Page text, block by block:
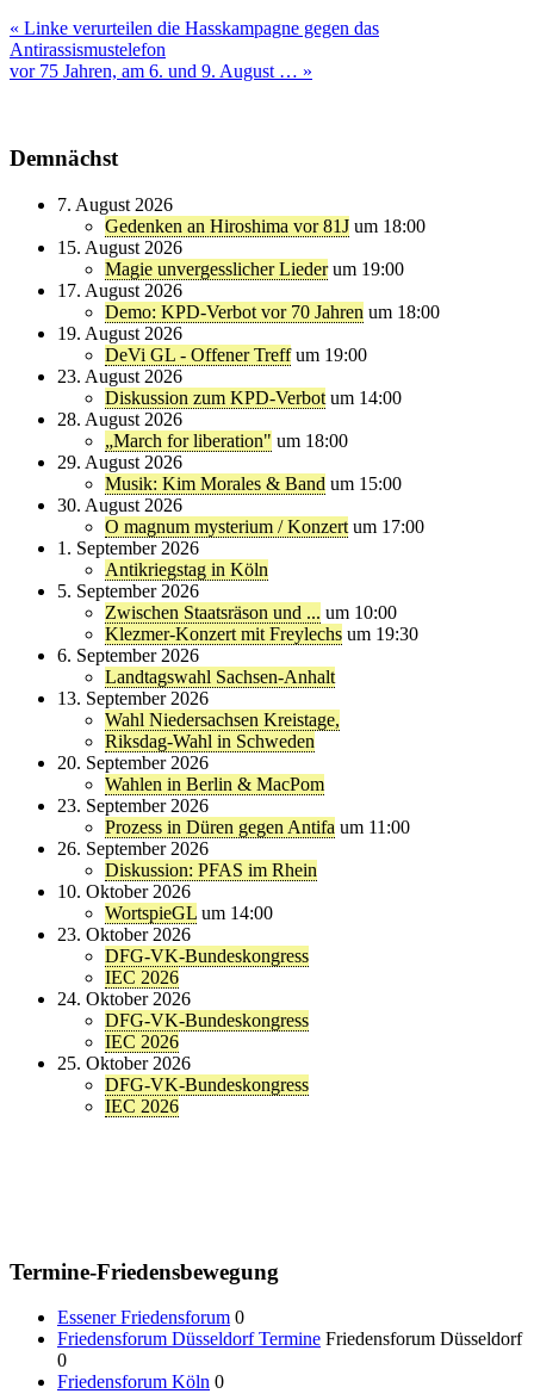
Beitragsnavigation
« Linke verurteilen die Hasskampagne gegen das
Antirassismustelefon
vor 75 Jahren, am 6. und 9. August … »
Demnächst
7. August 2026
Gedenken an Hiroshima vor 81J um 18:00
15. August 2026
Magie unvergesslicher Lieder um 19:00
17. August 2026
Demo: KPD-Verbot vor 70 Jahren um 18:00
19. August 2026
DeVi GL - Offener Treff um 19:00
23. August 2026
Diskussion zum KPD-Verbot um 14:00
28. August 2026
„March for liberation" um 18:00
29. August 2026
Musik: Kim Morales & Band um 15:00
30. August 2026
O magnum mysterium / Konzert um 17:00
1. September 2026
Antikriegstag in Köln
5. September 2026
Zwischen Staatsräson und ... um 10:00
Klezmer-Konzert mit Freylechs um 19:30
6. September 2026
Landtagswahl Sachsen-Anhalt
13. September 2026
Wahl Niedersachsen Kreistage,
Riksdag-Wahl in Schweden
20. September 2026
Wahlen in Berlin & MacPom
23. September 2026
Prozess in Düren gegen Antifa um 11:00
26. September 2026
Diskussion: PFAS im Rhein
10. Oktober 2026
WortspieGL um 14:00
23. Oktober 2026
DFG-VK-Bundeskongress
IEC 2026
24. Oktober 2026
DFG-VK-Bundeskongress
IEC 2026
25. Oktober 2026
DFG-VK-Bundeskongress
IEC 2026
Termine-Friedensbewegung
Essener Friedensforum 0
Friedensforum Düsseldorf Termine Friedensforum Düsseldorf
0
Friedensforum Köln 0